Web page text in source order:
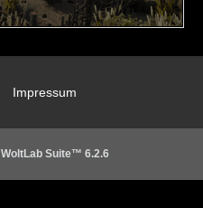
Impressum
WoltLab Suite™ 6.2.6